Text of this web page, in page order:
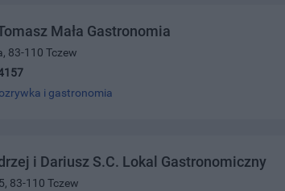
Mała Gastronomia
83-110 Tczew
i gastronomia
i Dariusz S.C. Lokal Gastronomiczny
83-110 Tczew